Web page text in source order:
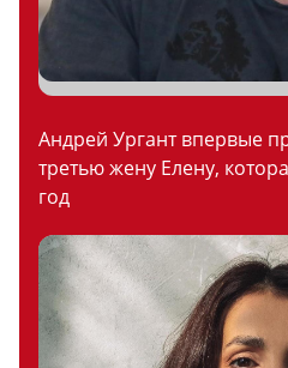
Андрей Ургант впервые
третью жену Елену,
год